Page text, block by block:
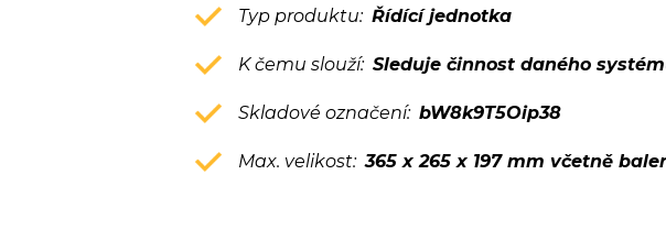
Typ produktu: Řídící jednotka
K čemu slouží: Sleduje činnost daného
Skladové označení: bW8k9T5Oip38
Max. velikost:365 x 265 x 197 mm včetně